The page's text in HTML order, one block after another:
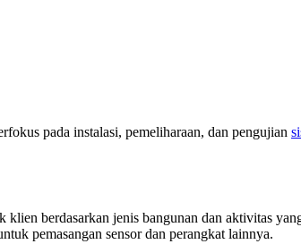
pada instalasi, pemeliharaan, dan pengujian
klien berdasarkan jenis bangunan dan aktivitas
pemasangan sensor dan perangkat lainnya.